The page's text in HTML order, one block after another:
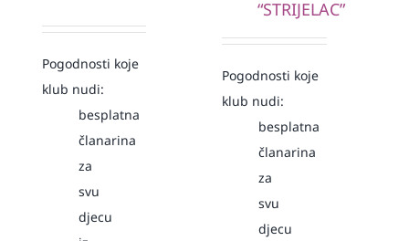
Pogodnosti koje
klub nudi:
besplatna
članarina
za
svu
djecu
“STRIJELAC”
Pogodnosti koje
klub nudi:
besplatna
članarina
za
svu
djecu